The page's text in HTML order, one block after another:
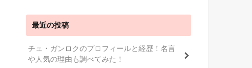
最近の投稿
チェ・ガンロクのプロフィールと経歴！名言
や人気の理由も調べてみた！